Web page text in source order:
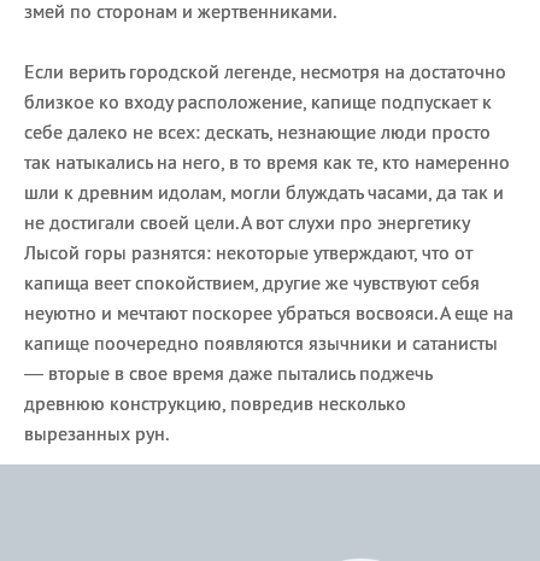
змей по сторонам и жертвенниками.
Если верить городской легенде, несмотря на достаточно
близкое ко входу расположение, капище подпускает к
себе далеко не всех: дескать, незнающие люди просто
так натыкались на него, в то время как те, кто намеренно
шли к древним идолам, могли блуждать часами, да так и
не достигали своей цели. А вот слухи про энергетику
Лысой горы разнятся: некоторые утверждают, что от
капища веет спокойствием, другие же чувствуют себя
неуютно и мечтают поскорее убраться восвояси. А еще на
капище поочередно появляются язычники и сатанисты
— вторые в свое время даже пытались поджечь
древнюю конструкцию, повредив несколько
вырезанных рун.